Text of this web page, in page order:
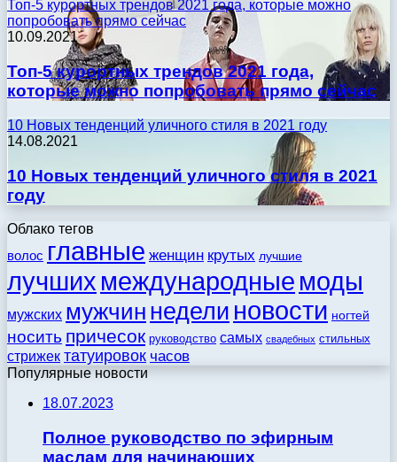
Топ-5 курортных трендов 2021 года, которые можно
попробовать прямо сейчас
10.09.2021
Топ-5 курортных трендов 2021 года,
которые можно попробовать прямо сейчас
10 Новых тенденций уличного стиля в 2021 году
14.08.2021
10 Новых тенденций уличного стиля в 2021
году
Облако тегов
волос главные женщин крутых лучшие
лучших международные моды
мужских мужчин недели новости ногтей
носить причесок руководство самых свадебных стильных
стрижек татуировок часов
Популярные новости
18.07.2023
Полное руководство по эфирным
маслам для начинающих